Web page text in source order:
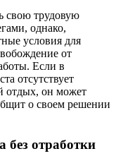
свою трудовую
однако,
условия для
от
Если в
отсутствует
отдых, он может
о своем решении
отработки